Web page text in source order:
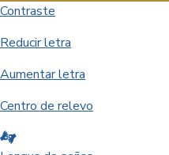
Contraste
Reducir letra
Aumentar letra
Centro de relevo